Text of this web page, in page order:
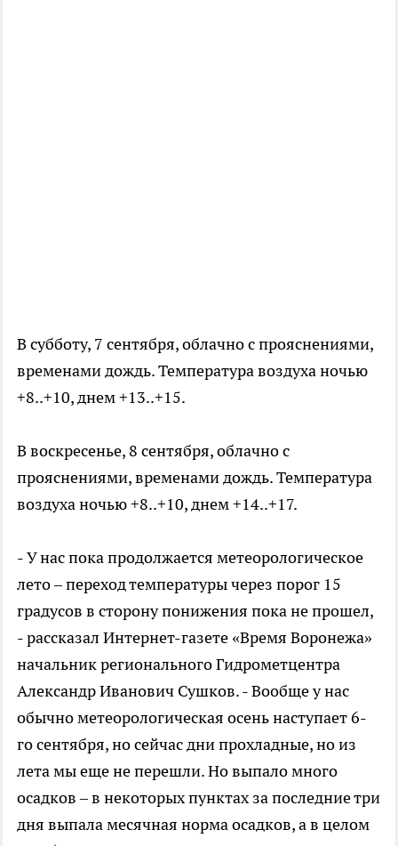
В субботу, 7 сентября, облачно с прояснениями,
временами дождь. Температура воздуха ночью
+8..+10, днем +13..+15.
В воскресенье, 8 сентября, облачно с
прояснениями, временами дождь. Температура
воздуха ночью +8..+10, днем +14..+17.
- У нас пока продолжается метеорологическое
лето – переход температуры через порог 15
градусов в сторону понижения пока не прошел,
- рассказал Интернет-газете «Время Воронежа»
начальник регионального Гидрометцентра
Александр Иванович Сушков. - Вообще у нас
обычно метеорологическая осень наступает 6-
го сентября, но сейчас дни прохладные, но из
лета мы еще не перешли. Но выпало много
осадков – в некоторых пунктах за последние три
дня выпала месячная норма осадков, а в целом